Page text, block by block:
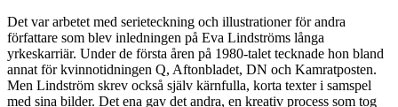
Det var arbetet med serieteckning och illustrationer för andra
författare som blev inledningen på Eva Lindströms långa
yrkeskarriär. Under de första åren på 1980-talet tecknade hon bland
annat för kvinnotidningen Q, Aftonbladet, DN och Kamratposten.
Men Lindström skrev också själv kärnfulla, korta texter i samspel
med sina bilder. Det ena gav det andra, en kreativ process som tog